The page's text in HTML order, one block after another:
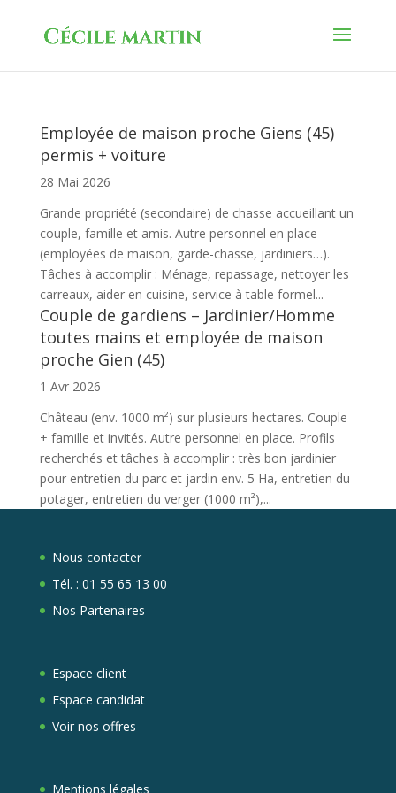
Employée de maison proche Giens (45)
permis + voiture
28 Mai 2026
Grande propriété (secondaire) de chasse accueillant un
couple, famille et amis. Autre personnel en place
(employées de maison, garde-chasse, jardiniers…).
Tâches à accomplir : Ménage, repassage, nettoyer les
carreaux, aider en cuisine, service à table formel...
Couple de gardiens – Jardinier/Homme
toutes mains et employée de maison
proche Gien (45)
1 Avr 2026
Château (env. 1000 m²) sur plusieurs hectares. Couple
+ famille et invités. Autre personnel en place. Profils
recherchés et tâches à accomplir : très bon jardinier
pour entretien du parc et jardin env. 5 Ha, entretien du
potager, entretien du verger (1000 m²),...
Nous contacter
Tél. : 01 55 65 13 00
Nos Partenaires
Espace client
Espace candidat
Voir nos offres
Mentions légales